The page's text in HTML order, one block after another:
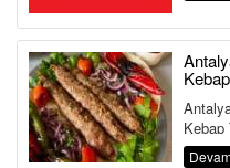
Kebap